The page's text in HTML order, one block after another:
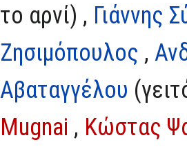
το αρνί) , Γιάννης
Ζησιμόπουλος ,
Αβαταγγέλου
Mugnai , Κώστας